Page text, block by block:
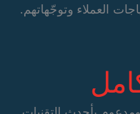
العملاء وتوجّهاتهم.